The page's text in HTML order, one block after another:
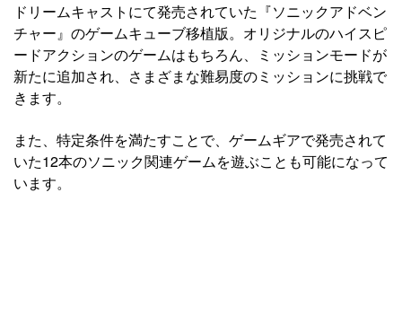
ドリームキャストにて発売されていた『ソニックアドベン
チャー』のゲームキューブ移植版。オリジナルのハイスピ
ードアクションのゲームはもちろん、ミッションモードが
新たに追加され、さまざまな難易度のミッションに挑戦で
きます。
また、特定条件を満たすことで、ゲームギアで発売されて
いた12本のソニック関連ゲームを遊ぶことも可能になって
います。